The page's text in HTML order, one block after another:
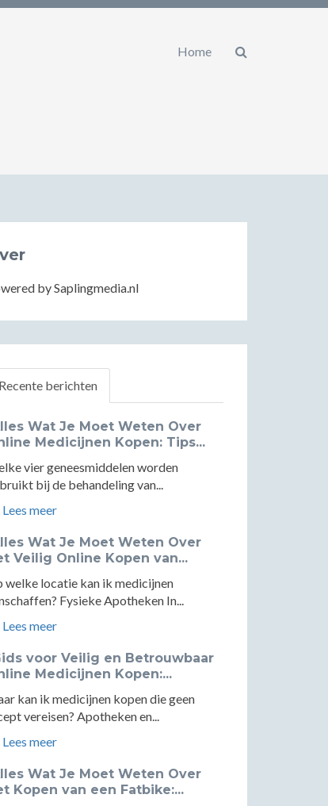
Home
by Saplingmedia.nl
Recente berichten
Wat Je Moet Weten Over
Medicijnen Kopen: Tips...
vier geneesmiddelen worden
bij de behandeling van...
Lees meer
Wat Je Moet Weten Over
Veilig Online Kopen van...
welke locatie kan ik medicijnen
Fysieke Apotheken In...
Lees meer
voor Veilig en Betrouwbaar
Medicijnen Kopen:...
kan ik medicijnen kopen die geen
vereisen? Apotheken en...
Lees meer
Wat Je Moet Weten Over
Kopen van een Fatbike:...